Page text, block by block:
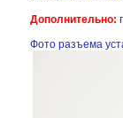
Дополнительно:
Фото разъема